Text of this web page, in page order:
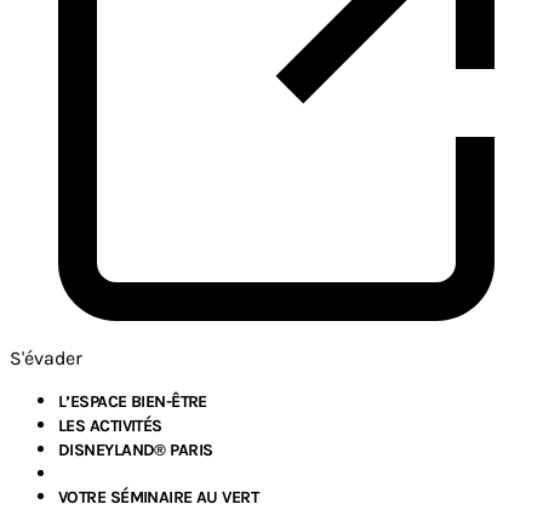
S'évader
L’ESPACE BIEN-ÊTRE
LES ACTIVITÉS
DISNEYLAND® PARIS
VOTRE SÉMINAIRE AU VERT